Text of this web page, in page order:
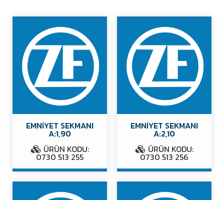
EMNİYET SEKMANI
A:1,90
ÜRÜN KODU:
0730 513 255
EMNİYET SEKMANI
A:2,10
ÜRÜN KODU:
0730 513 256